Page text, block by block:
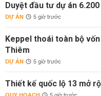
Duyệt đầu tư dự án
DỰ ÁN 5 giờ trước
Keppel thoái toàn bộ
Thiêm
DỰ ÁN 5 giờ trước
Thiết kế quốc lộ 13 mở